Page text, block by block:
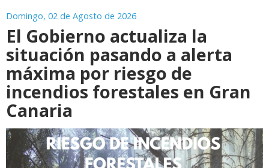
Domingo, 02 de Agosto de 2026
El Gobierno actualiza la
situación pasando a alerta
máxima por riesgo de
incendios forestales en Gran
Canaria